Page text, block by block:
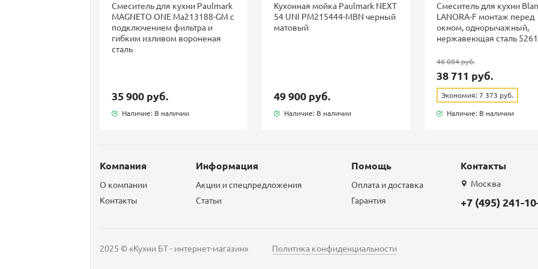
Смеситель для кухни Paulmark
MAGNETO ONE Ma213188-GM с
подключением фильтра и
гибким изливом вороненая
сталь
35 900 руб.
Наличие: В наличии
Кухонная мойка Paulmark NEXT
54 UNI PM215444-MBN черный
матовый
49 900 руб.
Наличие: В наличии
Смеситель для кухни
LANORA-F монтаж перед
окном, однорычажный,
нержавеющая сталь
46 084 руб.
38 711 руб.
Экономия: 7 373 руб.
Наличие: В наличии
Компания
О компании
Контакты
Информация
Акции и спецпредложения
Статьи
Помощь
Оплата и доставка
Гарантия
Контакты
Москва
+7 (495) 241-
2025 © «Кухни БТ - интернет-магазин» Политика конфиденциальности